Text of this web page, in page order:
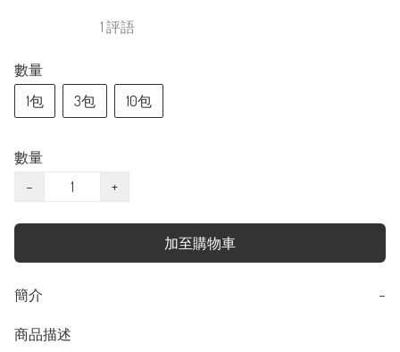
1 評語
數量
1包
3包 10包
數量
−
+
加至購物車
簡介 −
商品描述